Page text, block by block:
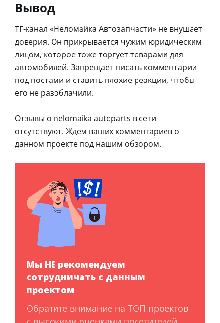
Вывод
ТГ-канал «Неломайка Автозапчасти» не внушает
доверия. Он прикрывается чужим юридическим
лицом, которое тоже торгует товарами для
автомобилей. Запрещает писать комментарии
под постами и ставить плохие реакции, чтобы
его не разоблачили.
Отзывы о nelomaika autoparts в сети
отсутствуют. Ждем ваших комментариев о
данном проекте под нашим обзором.
Мы НЕ рекомендуем
сотрудничать с данным
проектом
Обратите внимание на ТОП проектов